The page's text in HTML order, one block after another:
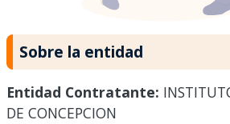
Sobre la entidad
Entidad Contratante:
DE CONCEPCION